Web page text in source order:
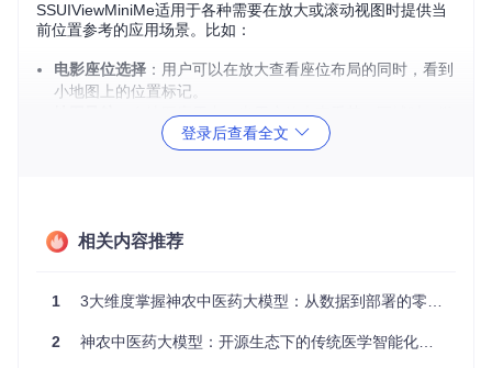
SSUIViewMiniMe适用于各种需要在放大或滚动视图时提供当
前位置参考的应用场景。比如：
电影座位选择 ：用户可以在放大查看座位布局的同时，看到
小地图上的位置标记。
：在地图应用中，当用户放大查看某一区域时，微
缩地图可以帮助他们保持对全局的了解。
4、项目特点
反之亦然。
自适应变化：原视图的任何更新都会立即在微型视图上呈
登录后查看全文
相关内容推荐
1 3大维度掌握神农中医药大模型：从数据到部署的零门槛落地指南
2 神农中医药大模型：开源生态下的传统医学智能化实践